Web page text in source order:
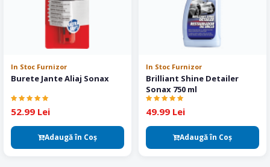
In Stoc Furnizor
Burete Jante Aliaj Sonax
52.99 Lei
Adaugă în Coş
In Stoc Furnizor
Brilliant Shine Detailer
Sonax 750 ml
49.99 Lei
Adaugă în Coş